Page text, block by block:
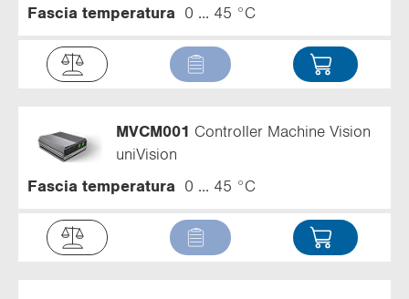
Fascia temperatura
0 ... 45 °C
MVCM001 Controller Machine Vision
uniVision
Fascia temperatura
0 ... 45 °C